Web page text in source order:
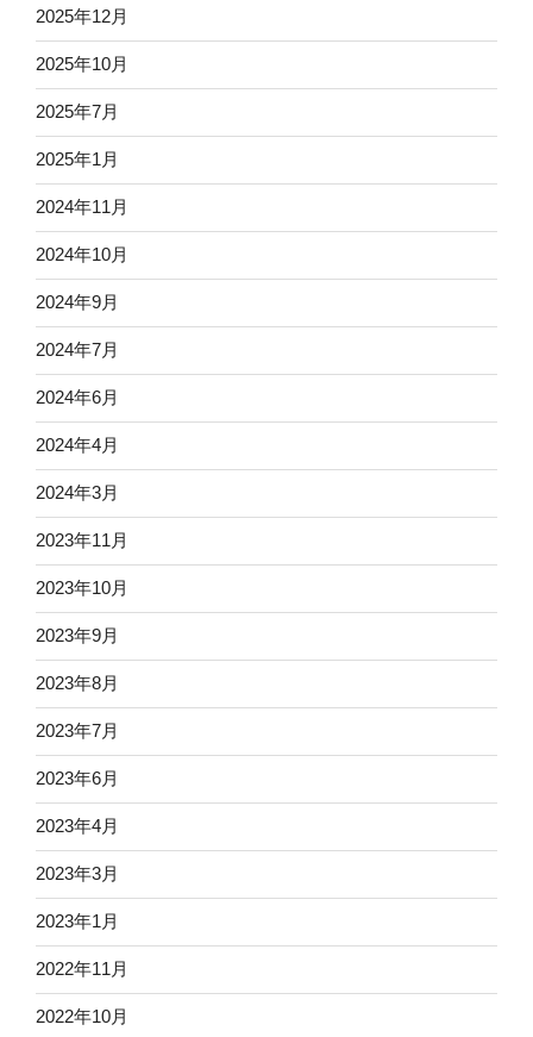
2025年12月
2025年10月
2025年7月
2025年1月
2024年11月
2024年10月
2024年9月
2024年7月
2024年6月
2024年4月
2024年3月
2023年11月
2023年10月
2023年9月
2023年8月
2023年7月
2023年6月
2023年4月
2023年3月
2023年1月
2022年11月
2022年10月